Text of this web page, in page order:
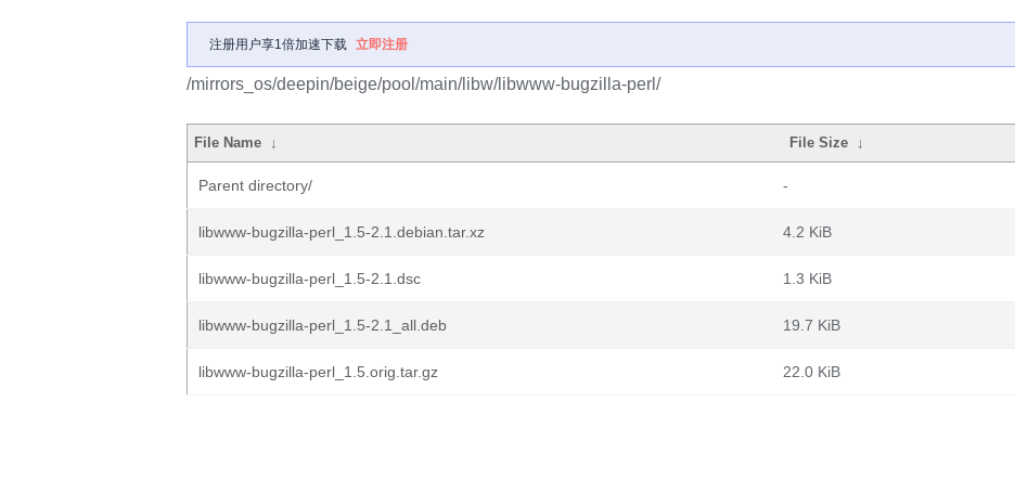
注册用户享1倍加速下载 立即注册
/mirrors_os/deepin/beige/pool/main/libw/libwww-bugzilla-perl/
File Name ↓ File Size ↓
Parent directory/ -
libwww-bugzilla-perl_1.5-2.1.debian.tar.xz 4.2 KiB
libwww-bugzilla-perl_1.5-2.1.dsc 1.3 KiB
libwww-bugzilla-perl_1.5-2.1_all.deb 19.7 KiB
libwww-bugzilla-perl_1.5.orig.tar.gz 22.0 KiB